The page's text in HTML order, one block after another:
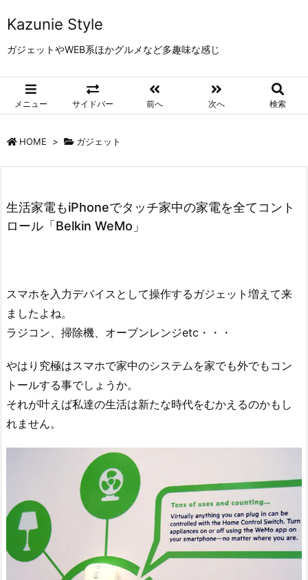
Kazunie Style
ガジェットやWEB系ほかグルメなど多趣味な感じ
メニュー サイドバー 前へ 次へ 検索
HOME > ガジェット
生活家電もiPhoneでタッチ家中の家電を全てコント
ロール「Belkin WeMo」
スマホを入力デバイスとして操作するガジェット増えて来
ましたよね。
ラジコン、掃除機、オーブンレンジetc・・・
やはり究極はスマホで家中のシステムを家でも外でもコン
トールする事でしょうか。
それが叶えば私達の生活は新たな時代をむかえるのかもし
れません。